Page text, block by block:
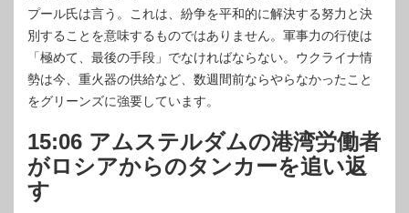
プール氏は言う。これは、紛争を平和的に解決する努力と決
別することを意味するものではありません。軍事力の行使は
「極めて、最後の手段」でなければならない。ウクライナ情
勢は今、重火器の供給など、数週間前ならやらなかったこと
をグリーンズに強要しています。
15:06 アムステルダムの港湾労働者
がロシアからのタンカーを追い返
す